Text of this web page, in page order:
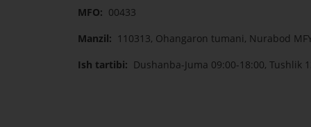
MFO: 00433
Manzil: 110313, Ohangaron tumani, Nurabod
Ish tartibi: Dushanba-Juma 09:00-18:00, Tushlik